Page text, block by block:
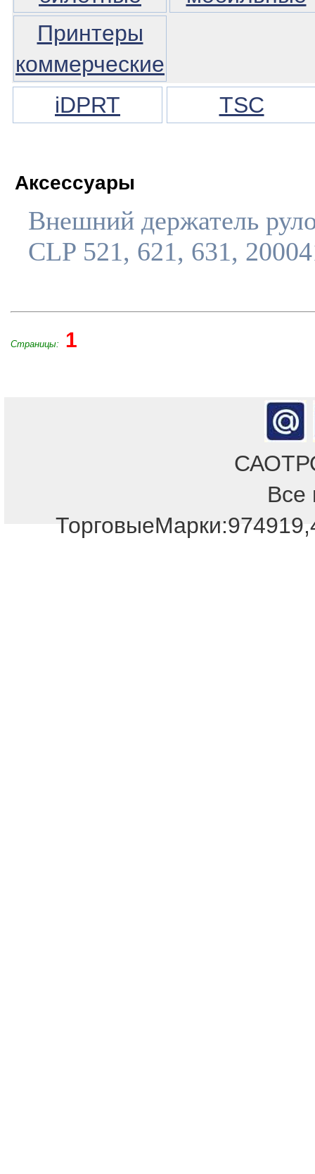
Принтеры
коммерческие
iDPRT
TSC
Аксессуары
Внешний держатель
CLP 521, 621, 631,
Страницы: 1
Все